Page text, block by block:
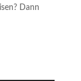
Dann